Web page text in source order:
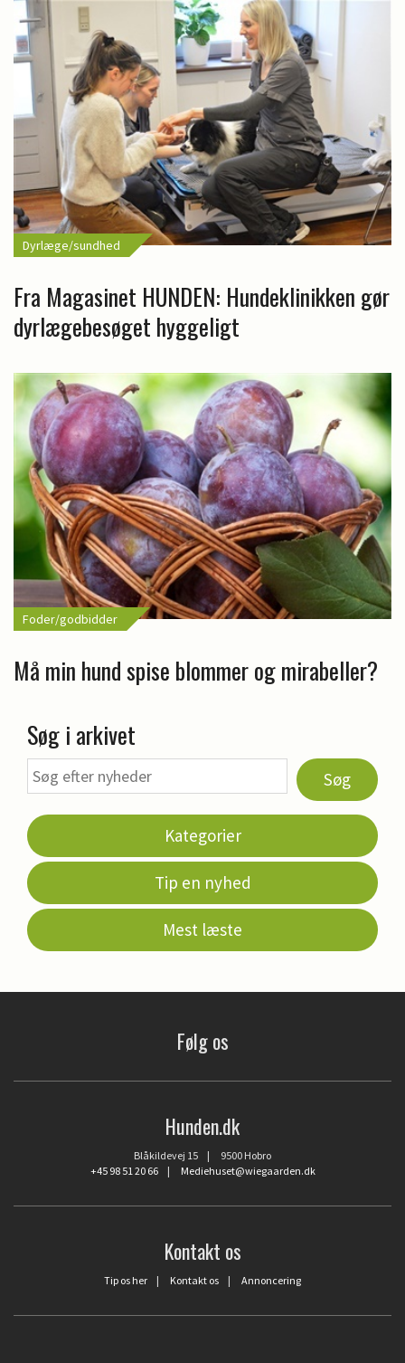
Dyrlæge/sundhed
Fra Magasinet HUNDEN: Hundeklinikken gør
dyrlægebesøget hyggeligt
Foder/godbidder
Må min hund spise blommer og mirabeller?
Søg i arkivet
Søg
Kategorier
Tip en nyhed
Mest læste
Følg os
Hunden.dk
Blåkildevej 15 | 9500 Hobro
+45 98 51 20 66| Mediehuset@wiegaarden.dk
Kontakt os
Tip os her | Kontakt os | Annoncering